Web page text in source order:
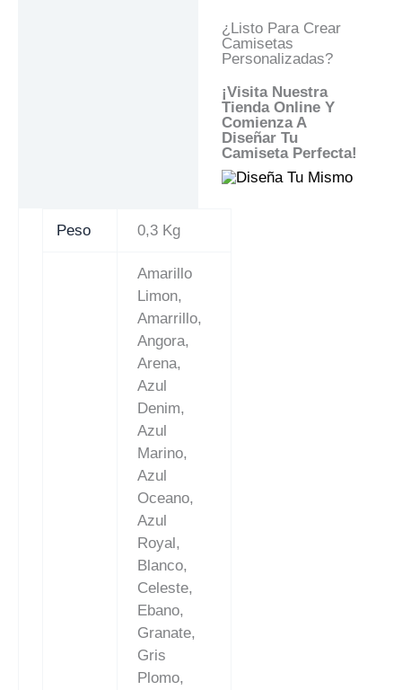
¿Listo Para Crear
Camisetas
Personalizadas?
¡Visita Nuestra
Tienda Online Y
Comienza A
Diseñar Tu
Camiseta Perfecta!
Peso 0,3 Kg
Amarillo
Limon,
Amarrillo,
Angora,
Arena,
Azul
Denim,
Azul
Marino,
Azul
Oceano,
Azul
Royal,
Blanco,
Celeste,
Ebano,
Granate,
Gris
Plomo,